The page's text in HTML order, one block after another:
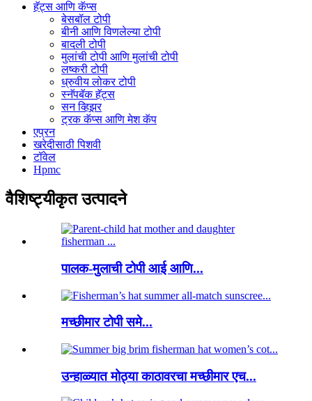
हॅट्स आणि कॅप्स
बेसबॉल टोपी
बीनी आणि विणलेल्या टोपी
बादली टोपी
मुलांची टोपी आणि मुलांची टोपी
लष्करी टोपी
ध्रुवीय लोकर टोपी
स्नॅपबॅक हॅट्स
सन व्हिझर
ट्रक कॅप्स आणि मेश कॅप
एप्रन
खरेदीसाठी पिशवी
टॉवेल
Hpmc
वैशिष्ट्यीकृत उत्पादने
पालक-मुलाची टोपी आई आणि...
मच्छीमार टोपी समे...
उन्हाळ्यात मोठ्या काठावरचा मच्छीमार एच...